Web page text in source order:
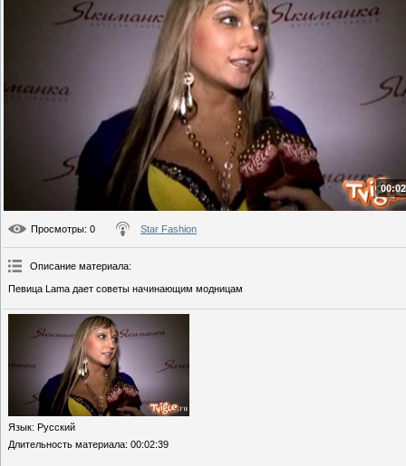
Просмотры: 0 Star Fashion
Описание материала:
Певица Lama дает советы начинающим модницам
Язык: Русский
Длительность материала: 00:02:39